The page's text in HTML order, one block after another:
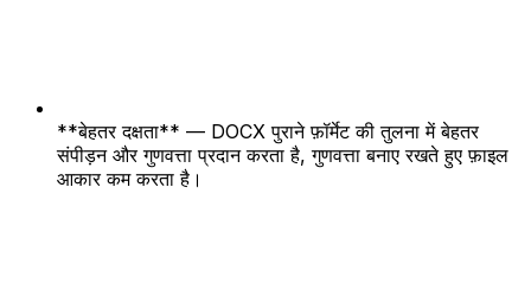
**बेहतर दक्षता** — DOCX पुराने फ़ॉर्मेट की तुलना में बेहतर
संपीड़न और गुणवत्ता प्रदान करता है, गुणवत्ता बनाए रखते हुए फ़ाइल
आकार कम करता है।